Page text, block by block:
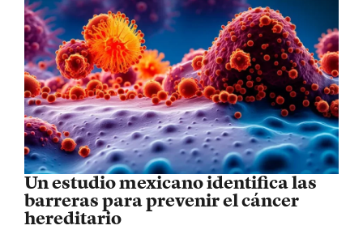
Un estudio mexicano identifica las
barreras para prevenir el cáncer
hereditario